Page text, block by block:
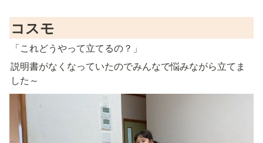
コスモ
「これどうやって立てるの？」
説明書がなくなっていたのでみんなで悩みながら立てま
した～